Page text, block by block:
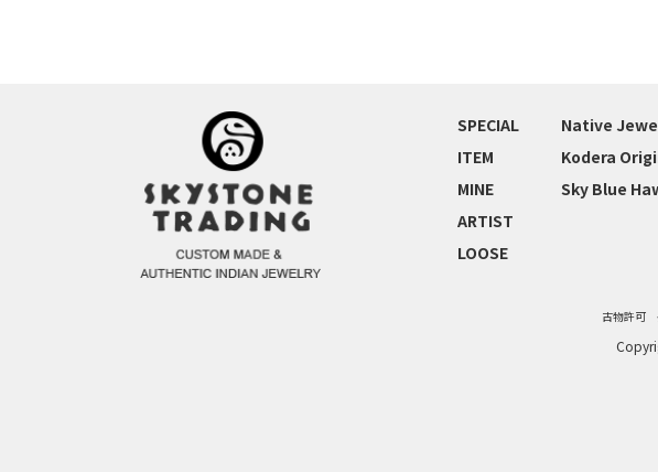
SPECIAL
ITEM
MINE
ARTIST
LOOSE
Native
Kodera
Sky Blue
古物許可